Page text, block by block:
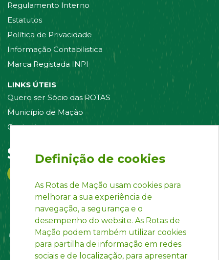
Regulamento Interno
Estatutos
Política de Privacidade
Informação Contabilistica
Marca Registada INPI
LINKS ÚTEIS
Quero ser Sócio das ROTAS
Município de Mação
Contacte-nos
Siga-nos em:
Definição de cookies
As Rotas de Mação usam cookies para
melhorar a sua experiência de
navegação, a segurança e o
desempenho do website. As Rotas de
Mação podem também utilizar cookies
para partilha de informação em redes
sociais e de localização, para apresentar